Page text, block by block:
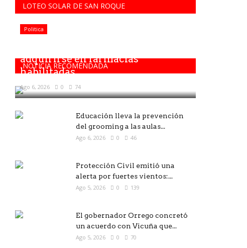
LOTEO SOLAR DE SAN ROQUE
NOTICIA RECOMENDADA
Politica
adquirirse en farmacias
habilitadas
Ago 6, 2026 0 74
Educación lleva la prevención
del grooming a las aulas...
Ago 6, 2026 0 46
Protección Civil emitió una
alerta por fuertes vientos:...
Ago 5, 2026 0 139
El gobernador Orrego concretó
un acuerdo con Vicuña que...
Ago 5, 2026 0 70